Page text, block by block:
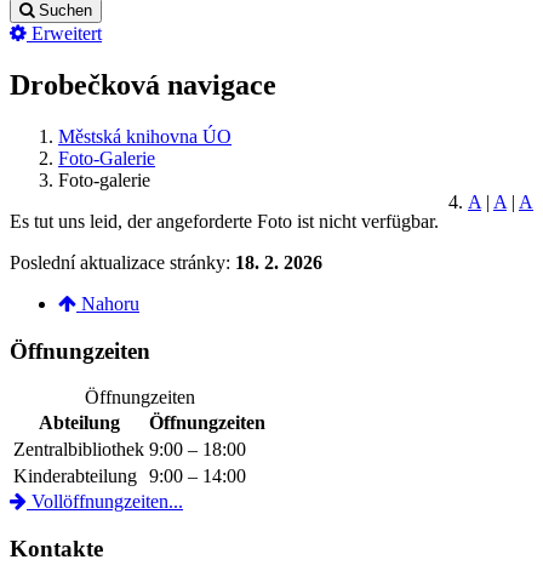
Suchen
Erweitert
Drobečková navigace
Městská knihovna ÚO
Foto-Galerie
Foto-galerie
A | A | A
Es tut uns leid, der angeforderte Foto ist nicht verfügbar.
Poslední aktualizace stránky: 18. 2. 2026
Nahoru
Öffnungzeiten
Öffnungzeiten
Abteilung
Öffnungzeiten
Zentralbibliothek 9:00 – 18:00
Kinderabteilung 9:00 – 14:00
Vollöffnungzeiten...
Kontakte